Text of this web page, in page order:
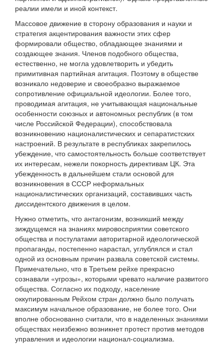
реалии имели и иной контекст.
Массовое движение в сторону образования и науки и
стратегия акцентирования важности этих сфер
формировали общество, обладающее знаниями и
создающее знания. Членов подобного общества,
естественно, не могла удовлетворить и убедить
примитивная партийная агитация. Поэтому в обществе
возникало недоверие и своеобразно выражаемое
сопротивление официальной идеологии. Более того,
проводимая агитация, не учитывающая национальные
особенности союзных и автономных республик (в том
числе Российской Федерации), способствовала
возникновению националистических и сепаратистских
настроений. В результате в республиках закрепилось
убеждение, что самостоятельность больше соответствует
их интересам, нежели покорность директивам ЦК. Эта
убежденность в дальнейшем стали основой для
возникновения в СССР неформальных
националистических организаций, составивших часть
диссидентского движения в целом.
Нужно отметить, что антагонизм, возникший между
зиждущемся на знаниях мировосприятии советского
общества и постулатами авторитарной идеологической
пропаганды, постепенно нарастал, углублялся и стал
одной из основным причин развала советской системы.
Примечательно, что в Третьем рейхе прекрасно
сознавали «угрозы», которыми чревато наличие развитого
общества. Согласно их подходу, население
оккупированным Рейхом стран должно было получать
максимум начальное образование, не более того. Они
вполне обоснованно считали, что в наделенных знаниями
обществах неизбежно возникнет протест против методов
управления и идеологии национал-социализма.